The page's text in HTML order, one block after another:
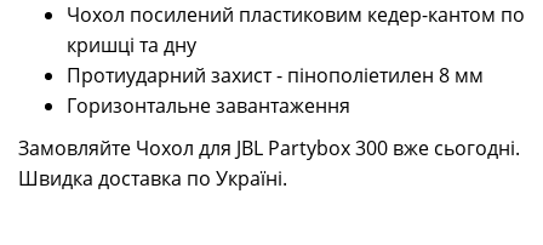
Чохол посилений пластиковим кедер-кантом по
кришці та дну
Протиударний захист - пінополіетилен 8 мм
Горизонтальне завантаження
Замовляйте Чохол для JBL Partybox 300 вже сьогодні.
Швидка доставка по Україні.